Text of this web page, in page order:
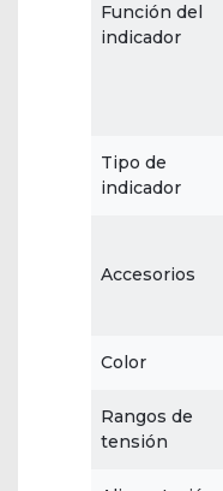
Función del
indicador
Tipo de
indicador
Accesorios
Color
Rangos de
tensión